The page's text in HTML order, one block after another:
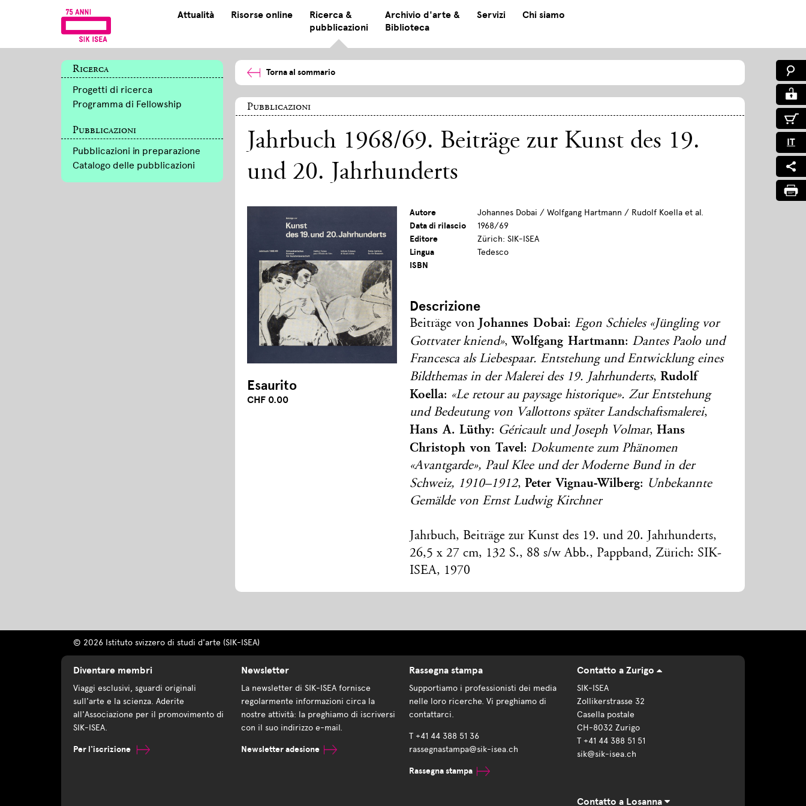
Attualità Risorse online
Ricerca &
pubblicazioni
Archivio d'arte &
Biblioteca
Servizi Chi siamo
IT
Ricerca
Progetti di ricerca
Programma di Fellowship
Pubblicazioni
Pubblicazioni in preparazione
Catalogo delle pubblicazioni
Torna al sommario
Pubblicazioni
Jahrbuch 1968/69. Beiträge zur Kunst des 19.
und 20. Jahrhunderts
Esaurito
CHF 0.00
Autore
Johannes Dobai / Wolfgang Hartmann / Rudolf Koella et al.
Data di rilascio
1968/69
Editore
Zürich: SIK-ISEA
Lingua
Tedesco
ISBN
Descrizione
Beiträge von Johannes Dobai:Egon Schieles «Jüngling vor
Gottvater kniend», Wolfgang Hartmann: Dantes Paolo und
Francesca als Liebespaar. Entstehung und Entwicklung eines
Bildthemas in der Malerei des 19. Jahrhunderts,Rudolf
Koella: «Le retour au paysage historique». Zur Entstehung
und Bedeutung von Vallottons später Landschaftsmalerei,
Hans A. Lüthy: Géricault und Joseph Volmar,Hans
Christoph von Tavel: Dokumente zum Phänomen
«Avantgarde», Paul Klee und der Moderne Bund in der
Schweiz, 1910–1912,Peter Vignau-Wilberg: Unbekannte
Gemälde von Ernst Ludwig Kirchner
Jahrbuch, Beiträge zur Kunst des 19. und 20. Jahrhunderts,
26,5 x 27 cm, 132 S., 88 s/w Abb., Pappband, Zürich: SIK-
ISEA, 1970
© 2026 Istituto svizzero di studi d'arte (SIK-ISEA)
Diventare membri
Viaggi esclusivi, sguardi originali
sull'arte e la scienza. Aderite
all'Associazione per il promovimento di
SIK-ISEA.
Per l'iscrizione
Newsletter
La newsletter di SIK-ISEA fornisce
regolarmente informazioni circa la
nostre attività: la preghiamo di iscriversi
con il suo indirizzo e-mail.
Newsletter adesione
Rassegna stampa
Supportiamo i professionisti dei media
nelle loro ricerche. Vi preghiamo di
contattarci.
T +41 44 388 51 36
rassegnastampa@sik-isea.ch
Rassegna stampa
Contatto a Zurigo
SIK-ISEA
Zollikerstrasse 32
Casella postale
CH-8032 Zurigo
T +41 44 388 51 51
sik@sik-isea.ch
Contatto a Losanna